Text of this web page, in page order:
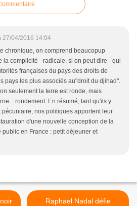
27/04/2016 14:04
chronique, on comprend beaucopup
la complicité - radicale, si on peut dire - qui
françaises du pays des droits de
pays les plus associés au"droit du djihad".
seulement la terre est ronde, mais
rondement. En résumé, tant qu'ils y
pécuniaire, nos politiques apportent leur
d'une nouvelle conception de la
public en France : petit déjeuner et
Raphael Nadal défie